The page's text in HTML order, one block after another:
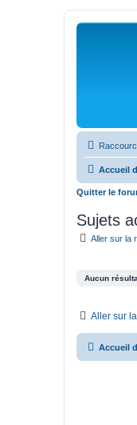
Accueil
Quitter le
Sujets
Aller sur la
Aucun
Aller sur
Accueil